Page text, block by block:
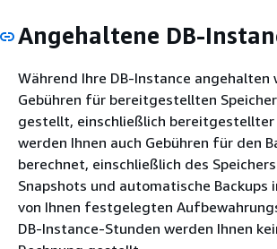
Angehaltene DB-
Während Ihre DB-Instance angehalten
Gebühren für bereitgestellten
gestellt, einschließlich bereitgestellter
werden Ihnen auch Gebühren für den
berechnet, einschließlich des
Snapshots und automatische Backups
von Ihnen festgelegten
DB-Instance-Stunden werden Ihnen